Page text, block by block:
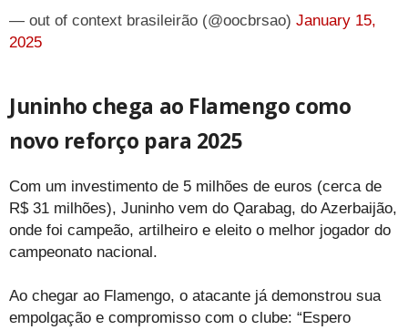
— out of context brasileirão (@oocbrsao) January 15,
2025
Juninho chega ao Flamengo como
novo reforço para 2025
Com um investimento de 5 milhões de euros (cerca de
R$ 31 milhões), Juninho vem do Qarabag, do Azerbaijão,
onde foi campeão, artilheiro e eleito o melhor jogador do
campeonato nacional.
Ao chegar ao Flamengo, o atacante já demonstrou sua
empolgação e compromisso com o clube: “Espero